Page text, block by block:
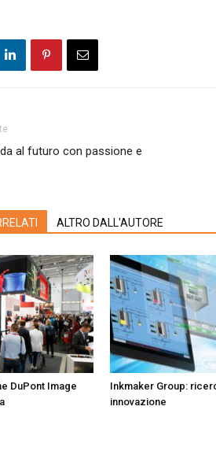
al futuro con passione e
ALTRO DALL'AUTORE
DuPont Image
Inkmaker Group:
innovazione